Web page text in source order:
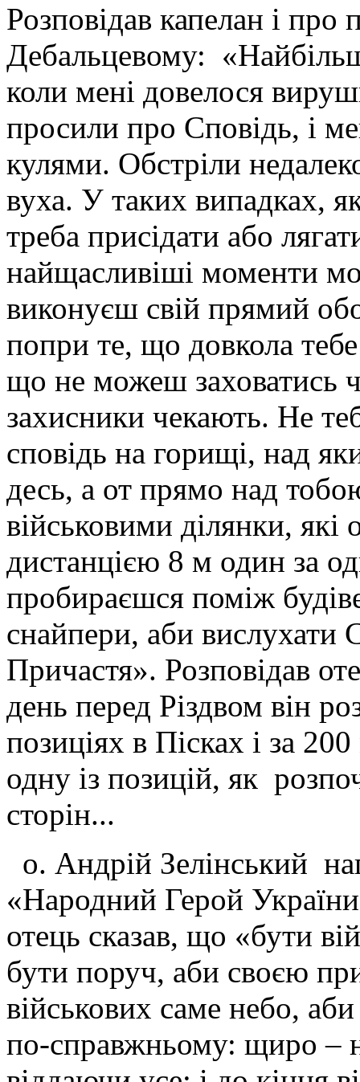
Розповідав капелан і про
Дебальцевому:
коли мені довелося
просили про Сповідь, і
кулями. Обстріли
вуха. У таких випадках,
треба присідати або
найщасливіші моменти
виконуєш свій прямий
попри те, що довкола
що не можеш заховатись
захисники чекають. Не
сповідь на горищі, над
десь, а от прямо над
військовими ділянки, які
дистанцією 8 м один за
пробираєшся поміж
снайпери, аби вислухати
Причастя». Розповідав
день перед Різдвом він
позиціях в Пісках і за
одну із позицій, як
сторін...
о. Андрій Зелінський
«Народний Герой
отець сказав, що «бути
бути поруч, аби своєю
військових саме небо,
по-справжньому: щиро –